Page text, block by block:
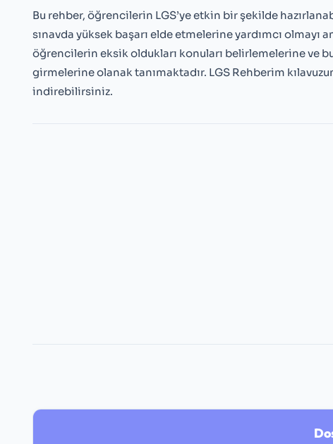
Bu rehber, öğrencilerin LGS’ye etkin bir şekilde
sınavda yüksek başarı elde etmelerine yardımcı
öğrencilerin eksik oldukları konuları belirlemelerine ve
girmelerine olanak tanımaktadır. LGS Rehberim
indirebilirsiniz.